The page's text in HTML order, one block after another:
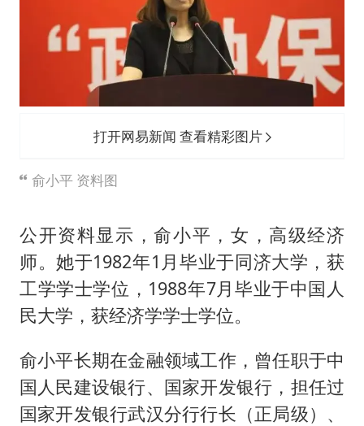
打开网易新闻 查看精彩图片
俞小平 资料图
公开资料显示，俞小平，女，高级经济
师。她于1982年1月毕业于同济大学，获
工学学士学位，1988年7月毕业于中国人
民大学，获经济学学士学位。
俞小平长期在金融领域工作，曾任职于中
国人民建设银行、国家开发银行，担任过
国家开发银行武汉分行行长（正局级）、